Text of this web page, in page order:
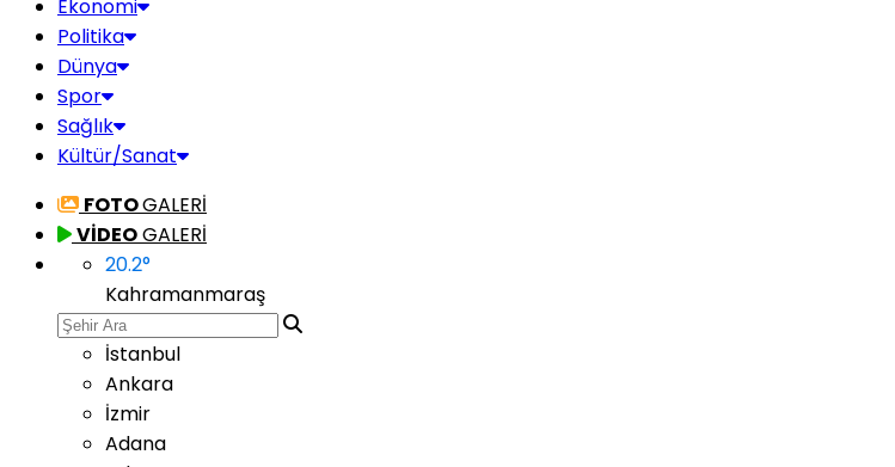
Ekonomi
Politika
Dünya
Spor
Sağlık
Kültür/Sanat
FOTOGALERİ
VİDEOGALERİ
20.2°
Kahramanmaraş
İstanbul
Ankara
İzmir
Adana